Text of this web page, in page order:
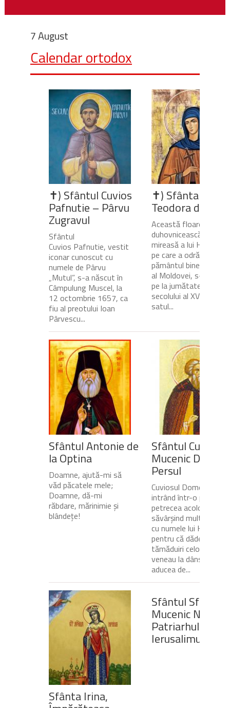
7 August
Calendar ortodox
✝) Sfântul Cuvios
Pafnutie – Pârvu
Zugravul
Sfântul
Cuvios Pafnutie, vestit
iconar cunoscut cu
numele de Pârvu
„Mutul”, s-a născut în
Câmpulung Muscel, la
12 octombrie 1657, ca
fiu al preotului Ioan
Pârvescu...
✝) Sfânta
Teodora de la
Această floare
duhovnicească și
mireasă a lui Hristos,
pe care a odrăslit-o
pământul
al Moldovei, s-a
pe la jumătatea
secolului al XVII-lea, în
satul...
Sfântul Antonie de
la Optina
Doamne, ajută-mi să
văd păcatele mele;
Doamne, dă-mi
răbdare, mărinimie şi
blândeţe!
Sfântul Cuvios
Mucenic
Persul
Cuviosul Dometie
intrând într-o peșteră,
petrecea acolo
săvârșind multe minuni
cu numele lui Hristos,
pentru că dădea
tămăduiri celor ce
veneau la dânsul și îi
aducea de...
Sfânta Irina,
Sfântul Sfinţit
Mucenic Narcis,
Patriarhul
Ierusalimului